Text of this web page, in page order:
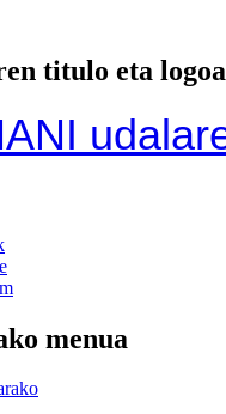
titulo eta logoa
menua